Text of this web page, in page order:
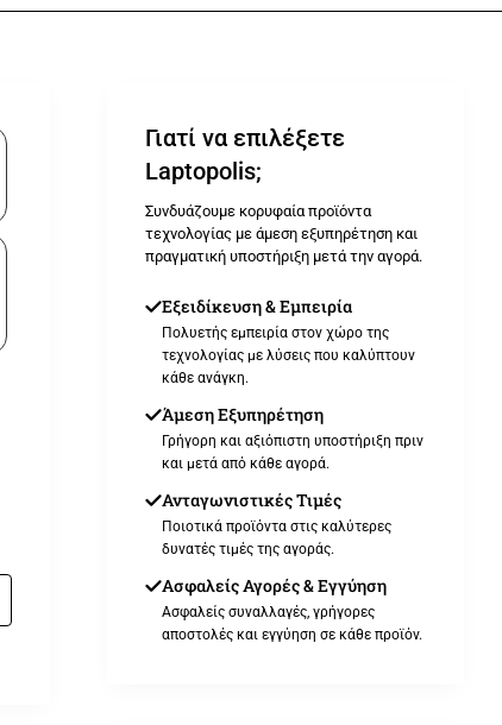
Γιατί να επιλέξετε
Laptopolis;
Συνδυάζουμε κορυφαία προϊόντα
τεχνολογίας με άμεση εξυπηρέτηση και
πραγματική υποστήριξη μετά την αγορά.
Εξειδίκευση & Εμπειρία
Πολυετής εμπειρία στον χώρο της
τεχνολογίας με λύσεις που καλύπτουν
κάθε ανάγκη.
Άμεση Εξυπηρέτηση
Γρήγορη και αξιόπιστη υποστήριξη πριν
και μετά από κάθε αγορά.
Ανταγωνιστικές Τιμές
Ποιοτικά προϊόντα στις καλύτερες
δυνατές τιμές της αγοράς.
Ασφαλείς Αγορές & Εγγύηση
Ασφαλείς συναλλαγές, γρήγορες
αποστολές και εγγύηση σε κάθε προϊόν.